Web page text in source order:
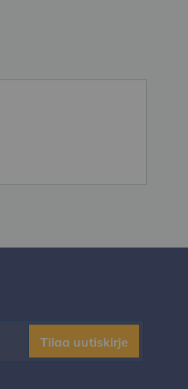
Tilaa uutiskirje